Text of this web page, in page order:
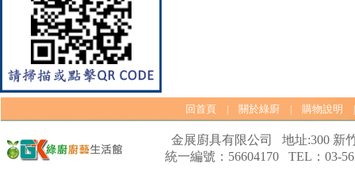
回首頁 關於綠廚 購物說明
金展廚具有限公司 地址:300 新
統一編號：56604170 TEL：03-